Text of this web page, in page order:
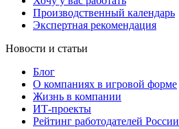
Производственный календарь
Экспертная рекомендация
Новости и статьи
Блог
О компаниях в игровой форме
Жизнь в компании
ИТ-проекты
Рейтинг работодателей России